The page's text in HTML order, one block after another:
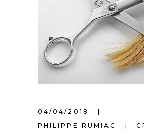
04/04/2018
PHILIPPE RUMIAC